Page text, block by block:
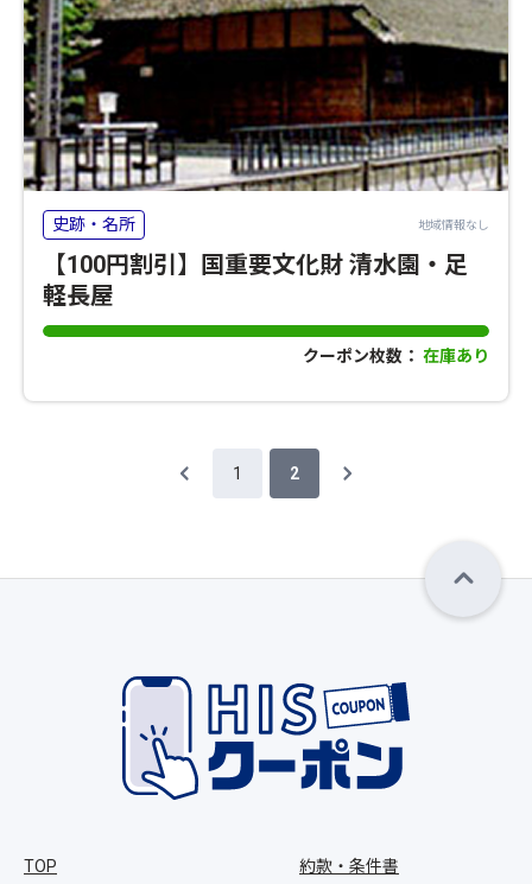
史跡・名所 地域情報なし
【100円割引】国重要文化財 清水園・足
軽長屋
クーポン枚数： 在庫あり
1 2
TOP 約款・条件書